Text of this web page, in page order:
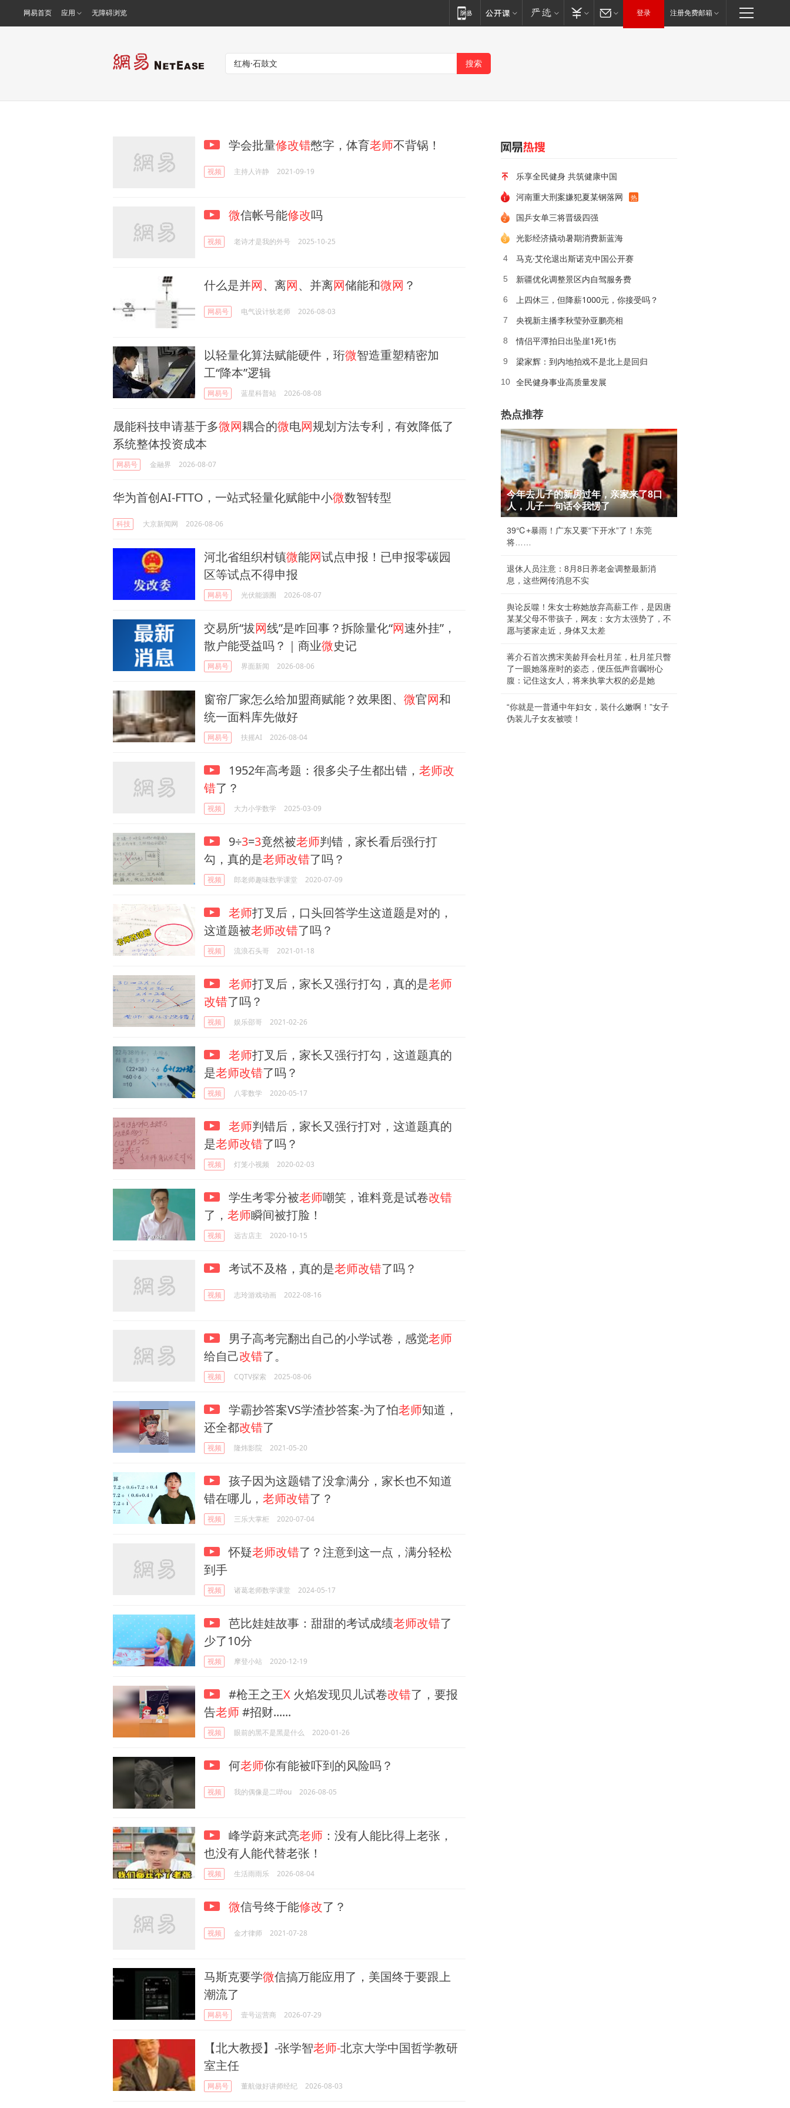
网易首页 应用 无障碍浏览 登录 注册免费邮箱
学会批量修改错憋字，体育老师不背锅！
视频 主持人许静 2021-09-19
微信帐号能修改吗
视频 老诗才是我的外号 2025-10-25
什么是并网、离网、并离网储能和微网 ？
网易号 电气设计狄老师 2026-08-03
以轻量化算法赋能硬件，珩微智造重塑精密加
工“降本”逻辑
网易号 蓝星科普站 2026-08-08
晟能科技申请基于多微网耦合的微电网规划方法专利，有效降低了
系统整体投资成本
网易号 金融界 2026-08-07
华为首创AI-FTTO，一站式轻量化赋能中小微数智转型
科技 大京新闻网 2026-08-06
河北省组织村镇微能网试点申报！已申报零碳园
区等试点不得申报
网易号 光伏能源圈 2026-08-07
交易所“拔网线”是咋回事？拆除量化“网速外挂”，
散户能受益吗？｜商业微史记
网易号 界面新闻 2026-08-06
窗帘厂家怎么给加盟商赋能？效果图、 微官网和
统一面料库先做好
网易号 扶摇AI 2026-08-04
1952年高考题：很多尖子生都出错， 老师改
错了？
视频 大力小学数学 2025-03-09
9÷3=3竟然被老师判错，家长看后强行打
勾，真的是老师改错了吗？
视频 郎老师趣味数学课堂 2020-07-09
老师打叉后，口头回答学生这道题是对的，
这道题被老师改错了吗？
视频 流浪石头哥 2021-01-18
老师打叉后，家长又强行打勾，真的是老师
改错了吗？
视频 娱乐邵哥 2021-02-26
老师打叉后，家长又强行打勾，这道题真的
是老师改错了吗？
视频 八零数学 2020-05-17
老师判错后，家长又强行打对，这道题真的
是老师改错了吗？
视频 灯笼小视频 2020-02-03
学生考零分被老师嘲笑，谁料竟是试卷改错
了， 老师瞬间被打脸！
视频 远古店主 2020-10-15
考试不及格，真的是老师改错了吗？
视频 志玲游戏动画 2022-08-16
男子高考完翻出自己的小学试卷，感觉老师
给自己改错了。
视频 CQTV探索 2025-08-06
学霸抄答案VS学渣抄答案-为了怕老师知道，
还全都改错了
视频 隆炜影院 2021-05-20
孩子因为这题错了没拿满分，家长也不知道
错在哪儿， 老师改错了？
视频 三乐大掌柜 2020-07-04
怀疑老师改错了？注意到这一点，满分轻松
到手
视频 诸葛老师数学课堂 2024-05-17
芭比娃娃故事：甜甜的考试成绩老师改错了
少了10分
视频 摩登小站 2020-12-19
#枪王之王X 火焰发现贝儿试卷改错了，要报
告老师#招财......
视频 眼前的黑不是黑是什么 2020-01-26
何老师你有能被吓到的风险吗？
视频 我的偶像是二哔ou 2026-08-05
峰学蔚来武亮老师 ：没有人能比得上老张，
也没有人能代替老张！
视频 生活雨雨乐 2026-08-04
微信号终于能修改了？
视频 金才律师 2021-07-28
马斯克要学微信搞万能应用了，美国终于要跟上
潮流了
网易号 壹号运营商 2026-07-29
【北大教授】-张学智老师-北京大学中国哲学教研
室主任
网易号 董航做好讲师经纪 2026-08-03
乐享全民健身 共筑健康中国
1
河南重大刑案嫌犯夏某钢落网 热
2
国乒女单三将晋级四强
3
光影经济撬动暑期消费新蓝海
4 马克·艾伦退出斯诺克中国公开赛
5 新疆优化调整景区内自驾服务费
6 上四休三，但降薪1000元，你接受吗？
7 央视新主播李秋莹孙亚鹏亮相
8 情侣平潭拍日出坠崖1死1伤
9 梁家辉：到内地拍戏不是北上是回归
10 全民健身事业高质量发展
热点推荐
今年去儿子的新房过年，亲家来了8口
人，儿子一句话令我愣了
39℃+暴雨！广东又要“下开水”了！东莞
将……
退休人员注意：8月8日养老金调整最新消
息，这些网传消息不实
舆论反噬！朱女士称她放弃高薪工作，是因唐
某某父母不带孩子，网友：女方太强势了，不
愿与婆家走近，身体又太差
蒋介石首次携宋美龄拜会杜月笙，杜月笙只瞥
了一眼她落座时的姿态，便压低声音嘱咐心
腹：记住这女人，将来执掌大权的必是她
“你就是一普通中年妇女，装什么嫩啊！”女子
伪装儿子女友被喷！